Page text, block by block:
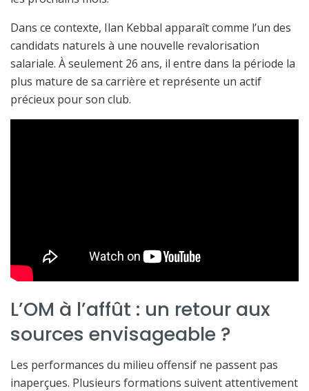
Dans ce contexte, Ilan Kebbal apparaît comme l’un des
candidats naturels à une nouvelle revalorisation
salariale. À seulement 26 ans, il entre dans la période la
plus mature de sa carrière et représente un actif
précieux pour son club.
L’OM à l’affût : un retour aux
sources envisageable ?
Les performances du milieu offensif ne passent pas
inaperçues. Plusieurs formations suivent attentivement